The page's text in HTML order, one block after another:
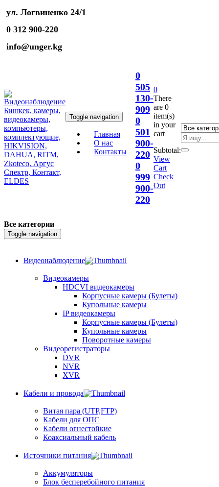
ул. Логвиненко 24/1
0 312 900-220
info@unger.kg
Toggle navigation
Главная
О нас
Контакты
0
505
130-
909
0
501
900-
220
0
999
900-
220
0
There
are 0
item(s)
in your
cart
Subtotal:
View
Cart
Check
Out
Все категории
Toggle navigation
Видеонаблюдение
Видеокамеры
HDCVI видеокамеры
Корпусные камеры (Булеты)
Купольные камеры
IP видеокамеры
Корпусные камеры (Булеты)
Купольные камеры
Поворотные камеры
Видеорегистраторы
DVR
NVR
XVR
Кабели и провода
Витая пара (UTP,FTP)
Кабели для ОПС
Кабели огнестойкие
Коаксиальный кабель
Источники питания
Аккумуляторы
Блок бесперебойного питания